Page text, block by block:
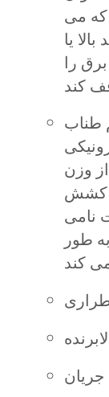
که می
یا
را
طناب
وزن
کشش
ظرفیت نامی
طور